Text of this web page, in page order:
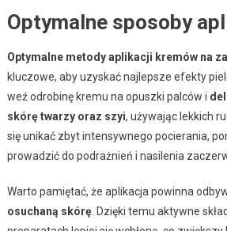
Optymalne sposoby
Optymalne metody aplikacji kremów na
kluczowe, aby uzyskać najlepsze efekty
weź odrobinę kremu na opuszki palców i
skórę twarzy oraz szyi, używając lekkich
się unikać zbyt intensywnego pocierania,
prowadzić do podrażnień i nasilenia
Warto pamiętać, że aplikacja powinna
osuchaną skórę. Dzięki temu aktywne